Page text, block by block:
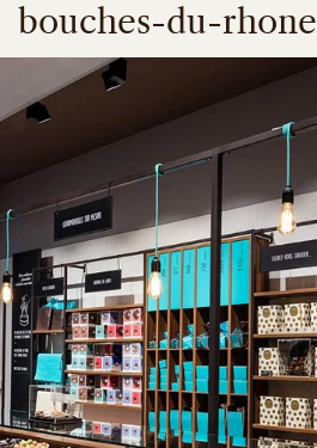
bouches-du-rhone